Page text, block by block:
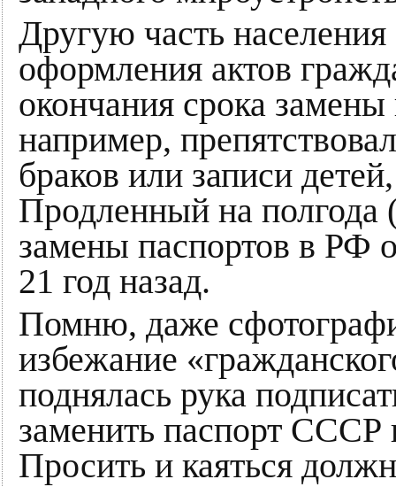
Другую часть
оформления актов
окончания срока
например,
браков или записи
Продленный на полгода
замены паспортов в РФ
21 год назад.
Помню, даже
избежание
поднялась рука
заменить паспорт СССР
Просить и каяться